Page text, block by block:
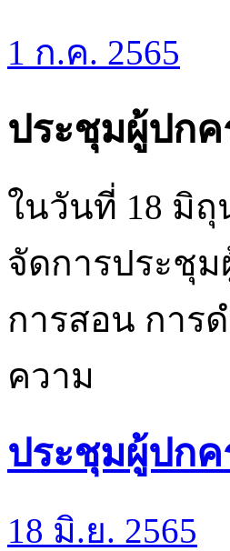
1 ก.ค. 2565
ประชุมผู้ปกค
ในวันที่ 18 มิถุ
จัดการประชุม
การสอน การ
ความ
ประชุมผู้ปกค
18 มิ.ย. 2565